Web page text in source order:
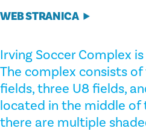
WEB STRANICA
Irving Soccer Complex
The complex consists of
fields, three U8 fields,
located in the middle of
there are multiple